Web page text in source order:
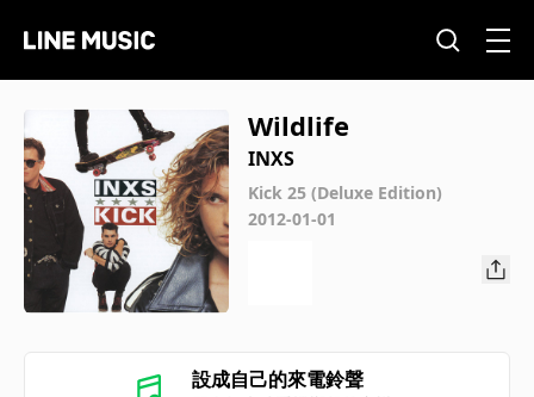
Wildlife
INXS
Kick 25 (Deluxe Edition)
2012-01-01
設成自己的來電鈴聲